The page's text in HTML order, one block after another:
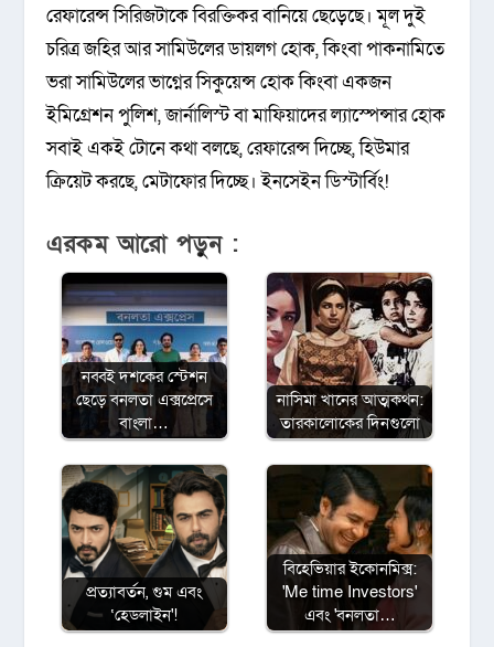
রেফারেন্স সিরিজটাকে বিরক্তিকর বানিয়ে ছেড়েছে। মূল দুই
চরিত্র জহির আর সামিউলের ডায়লগ হোক, কিংবা পাকনামিতে
ভরা সামিউলের ভাগ্নের সিকুয়েন্স হোক কিংবা একজন
ইমিগ্রেশন পুলিশ, জার্নালিস্ট বা মাফিয়াদের ল্যাস্পেন্সার হোক
সবাই একই টোনে কথা বলছে, রেফারেন্স দিচ্ছে, হিউমার
ক্রিয়েট করছে, মেটাফোর দিচ্ছে। ইনসেইন ডিস্টার্বিং!
এরকম আরো পড়ুন :
নব্বই দশকের স্টেশন
ছেড়ে বনলতা এক্সপ্রেসে
বাংলা…
নাসিমা খানের আত্মকথন:
তারকালোকের দিনগুলো
প্রত্যাবর্তন, গুম এবং
‘হেডলাইন'!
বিহেভিয়ার ইকোনমিক্স:
'Me time Investors'
এবং 'বনলতা…